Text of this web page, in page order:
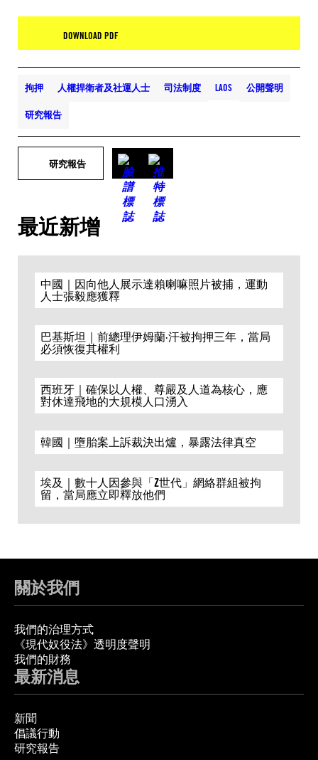
DOWNLOAD PDF
拘押 人權捍衛者及社運人士 司法制度 LAOS 公開聲明
研究報告
研究報告
最近新增
中國｜因向他人展示達賴喇嘛照片被捕，運動
人士張毅應獲釋
巴基斯坦｜前總理伊姆蘭·汗被拘押三年，當局
必須恢復其權利
西班牙｜確保以人權、尊嚴及人道為核心，應
對休達飛地的大規模人口湧入
韓國｜墮胎案上訴裁決出爐，暴露法律真空
埃及｜數十人因參與「Z世代」網絡群組被拘
留，當局應立即釋放他們
關於我們
我們的治理方式
《現代奴役法》透明度聲明
我們的財務
最新消息
新聞
倡議行動
研究報告